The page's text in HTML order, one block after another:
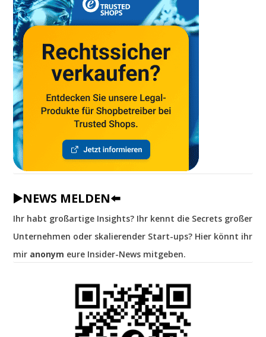
▶️NEWS MELDEN⬅️
Ihr habt großartige Insights? Ihr kennt die Secrets großer
Unternehmen oder skalierender Start-ups? Hier könnt ihr
mir anonym eure Insider-News mitgeben.